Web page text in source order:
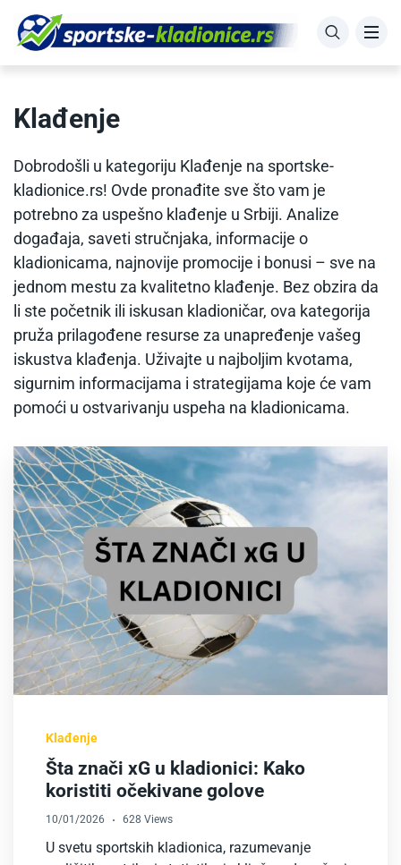
Klađenje
Dobrodošli u kategoriju Klađenje na sportske-
kladionice.rs! Ovde pronađite sve što vam je
potrebno za uspešno klađenje u Srbiji. Analize
događaja, saveti stručnjaka, informacije o
kladionicama, najnovije promocije i bonusi – sve na
jednom mestu za kvalitetno klađenje. Bez obzira da
li ste početnik ili iskusan kladioničar, ova kategorija
pruža prilagođene resurse za unapređenje vašeg
iskustva klađenja. Uživajte u najboljim kvotama,
sigurnim informacijama i strategijama koje će vam
pomoći u ostvarivanju uspeha na kladionicama.
Klađenje
Šta znači xG u kladionici: Kako
koristiti očekivane golove
10/01/2026 628 Views
U svetu sportskih kladionica, razumevanje